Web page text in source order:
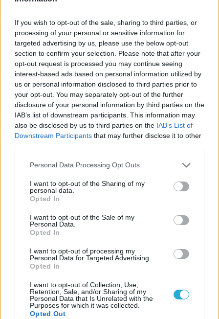
If you wish to opt-out of the sale, sharing to third parties, or
processing of your personal or sensitive information for
targeted advertising by us, please use the below opt-out
section to confirm your selection. Please note that after your
opt-out request is processed you may continue seeing
interest-based ads based on personal information utilized by
us or personal information disclosed to third parties prior to
your opt-out. You may separately opt-out of the further
disclosure of your personal information by third parties on the
IAB’s list of downstream participants. This information may
also be disclosed by us to third parties on the IAB’s List of
Downstream Participants that may further disclose it to other
Please note that this website/app uses one or more Google
not limited to your visit or usage behaviour. You may click to
grant or deny consent to Google and its third-party tags to
use your data for below specified purposes in below Google
consent section.
Personal Data Processing Opt Outs
I want to opt-out of the Sharing of my
personal data.
Opted In
I want to opt-out of the Sale of my
Personal Data.
Opted In
I want to opt-out of processing my
Personal Data for Targeted Advertising.
Opted In
I want to opt-out of Collection, Use,
Retention, Sale, and/or Sharing of my
Personal Data that Is Unrelated with the
Purposes for which it was collected.
Opted Out
07/08/2026
«Αντίο» με ήττα για τις διεθνείς μας στο τουρνουά του
Ουρμπίνο
06/08/2026
Το πάλεψε μέχρι τέλους η Εθνική γυναικών κόντρα
στην Ιταλία Β’
06/08/2026
Η FIVB σχεδιάζει να διοργανώσει το Παγκόσμιο
Πρωτάθλημα τον Δεκέμβριο – Αντιδρούν οι σύλλογοι
06/08/2026
Έτοιμη για… υψηλές πτήσεις η Μπενφίκα του Ψάρρα
με τον «Ιπτάμενο Ολλανδό» Βίλτενμπουργκ
05/08/2026
Ισόπαλο το πρωτο φιλικό τεστ της Εθνικής στο
Ουρμπίνο
ΓΝΩΜΕΣ